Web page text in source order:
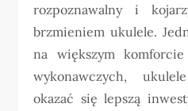
rozpoznawalny i
brzmieniem ukulele.
na większym
wykonawczych,
okazać się lepszą